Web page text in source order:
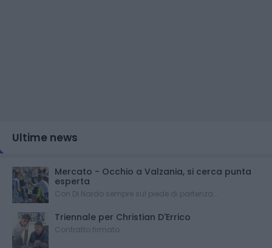
Ultime news
Mercato - Occhio a Valzania, si cerca punta
esperta
Con Di Nardo sempre sul piede di partenza...
Triennale per Christian D'Errico
Contratto firmato